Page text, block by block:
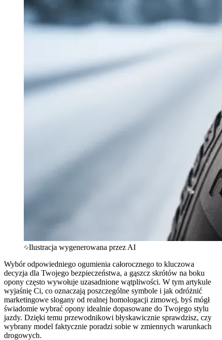
Ilustracja wygenerowana przez AI
Wybór odpowiedniego ogumienia całorocznego to kluczowa
decyzja dla Twojego bezpieczeństwa, a gąszcz skrótów na boku
opony często wywołuje uzasadnione wątpliwości. W tym artykule
wyjaśnię Ci, co oznaczają poszczególne symbole i jak odróżnić
marketingowe slogany od realnej homologacji zimowej, byś mógł
świadomie wybrać opony idealnie dopasowane do Twojego stylu
jazdy. Dzięki temu przewodnikowi błyskawicznie sprawdzisz, czy
wybrany model faktycznie poradzi sobie w zmiennych warunkach
drogowych.